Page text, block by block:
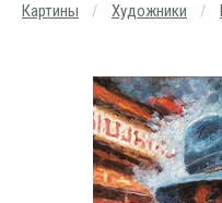
Картины Художники